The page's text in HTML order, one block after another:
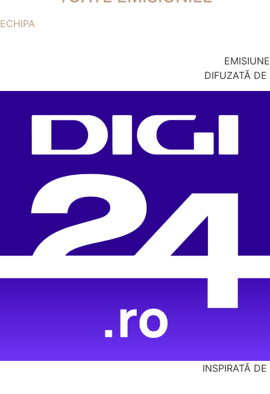
ECHIPA
EMISIUNE
DIFUZATĂ DE
INSPIRATĂ DE